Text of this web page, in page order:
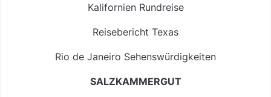
Kalifornien Rundreise
Reisebericht Texas
Rio de Janeiro Sehenswürdigkeiten
SALZKAMMERGUT